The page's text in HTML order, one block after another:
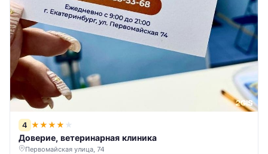
4 ★★★★ ★
Доверие, ветеринарная клиника
Первомайская улица, 74